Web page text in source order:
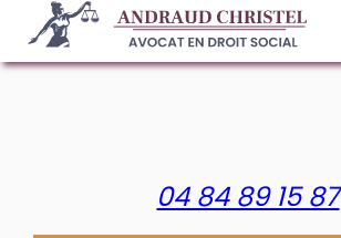
04 84 89 15 87
Panneau de gestion des cookies